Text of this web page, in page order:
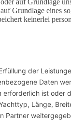
auf Grundlage
Grundlage eines
keinerlei
der
Daten
ist
Länge,
Partner